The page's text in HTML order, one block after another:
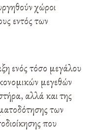
χώροι
εντός των
ενός τόσο μεγάλου
μεγεθών
αλλά και της
των
που